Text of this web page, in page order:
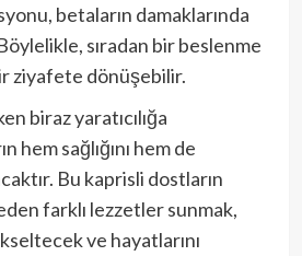
betaların damaklarında
sıradan bir beslenme
ziyafete dönüşebilir.
biraz yaratıcılığa
hem sağlığını hem de
Bu kaprisli dostların
farklı lezzetler sunmak,
ve hayatlarını